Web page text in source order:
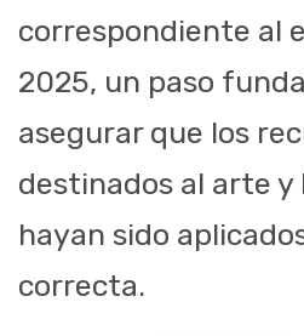
correspondiente al
2025, un paso
asegurar que los
destinados al arte y
hayan sido
correcta.